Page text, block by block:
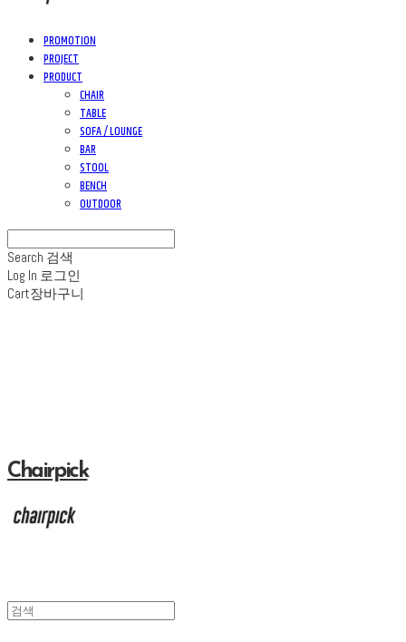
PROMOTION
PROJECT
PRODUCT
CHAIR
TABLE
SOFA / LOUNGE
BAR
STOOL
BENCH
OUTDOOR
Search 검색
Log In 로그인
Cart장바구니
Chairpick